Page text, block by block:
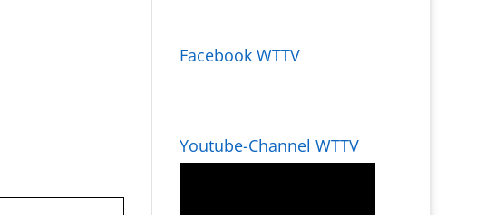
Facebook WTTV
Youtube-Channel WTTV